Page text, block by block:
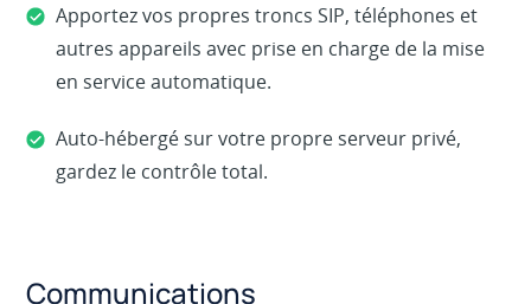
Apportez vos propres troncs SIP, téléphones et
autres appareils avec prise en charge de la mise
en service automatique.
Auto-hébergé sur votre propre serveur privé,
gardez le contrôle total.
Communications